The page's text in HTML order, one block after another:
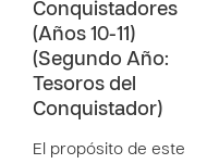
Conquistadores
(Años 10-11)
(Segundo Año:
Tesoros del
Conquistador)
El propósito de este